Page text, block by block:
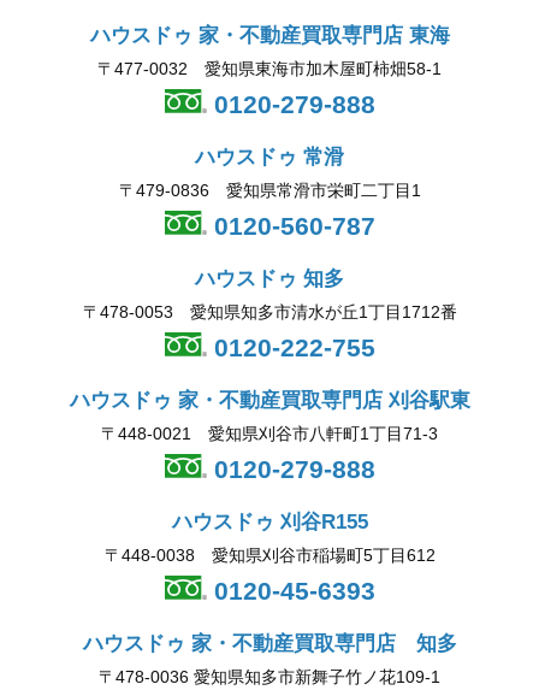
ハウスドゥ 家・不動産買取専門店 東海
〒477-0032 愛知県東海市加木屋町柿畑58-1
0120-279-888
ハウスドゥ 常滑
〒479-0836 愛知県常滑市栄町二丁目1
0120-560-787
ハウスドゥ 知多
〒478-0053 愛知県知多市清水が丘1丁目1712番
0120-222-755
ハウスドゥ 家・不動産買取専門店 刈谷駅東
〒448-0021 愛知県刈谷市八軒町1丁目71-3
0120-279-888
ハウスドゥ 刈谷R155
〒448-0038 愛知県刈谷市稲場町5丁目612
0120-45-6393
ハウスドゥ 家・不動産買取専門店 知多
〒478-0036 愛知県知多市新舞子竹ノ花109-1